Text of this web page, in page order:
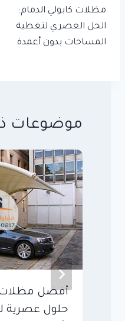
المقالات
مظلات كابولي الدمام:
الحل العصري لتغطية
المساحات بدون أعمدة
موضوعات
أفضل مظلات
حلول عصرية